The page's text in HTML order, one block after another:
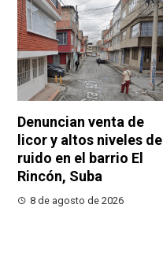
Denuncian venta de
licor y altos niveles de
ruido en el barrio El
Rincón, Suba
8 de agosto de 2026